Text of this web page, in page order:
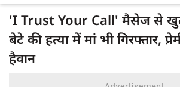
'I Trust Your Call' मैसेज से
बेटे की हत्या में मां भी गिरफ्तार,
हैवान